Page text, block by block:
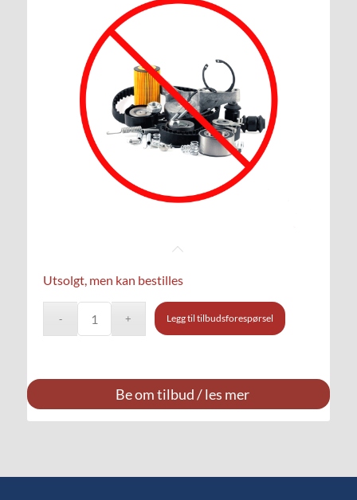
Utsolgt, men kan bestilles
Legg til tilbudsforespørsel
Be om tilbud / les mer